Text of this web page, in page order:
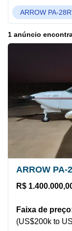
ARROW PA-
1 anúncio
ARROW PA-
R$
Faixa de
(US$200k to